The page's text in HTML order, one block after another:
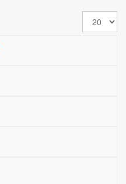
Affichage
#